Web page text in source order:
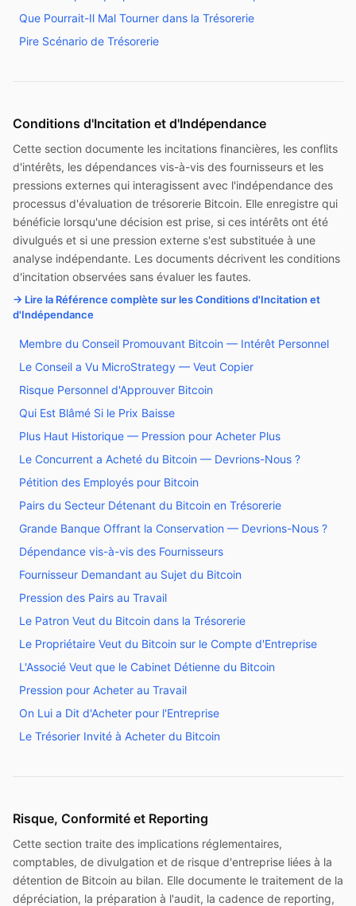
Que Pourrait-Il Mal Tourner dans la Trésorerie
Pire Scénario de Trésorerie
Conditions d'Incitation et d'Indépendance
Cette section documente les incitations financières, les conflits
d'intérêts, les dépendances vis-à-vis des fournisseurs et les
pressions externes qui interagissent avec l'indépendance des
processus d'évaluation de trésorerie Bitcoin. Elle enregistre qui
bénéficie lorsqu'une décision est prise, si ces intérêts ont été
divulgués et si une pression externe s'est substituée à une
analyse indépendante. Les documents décrivent les conditions
d'incitation observées sans évaluer les fautes.
→ Lire la Référence complète sur les Conditions d'Incitation et
d'Indépendance
Membre du Conseil Promouvant Bitcoin — Intérêt Personnel
Le Conseil a Vu MicroStrategy — Veut Copier
Risque Personnel d'Approuver Bitcoin
Qui Est Blâmé Si le Prix Baisse
Plus Haut Historique — Pression pour Acheter Plus
Le Concurrent a Acheté du Bitcoin — Devrions-Nous ?
Pétition des Employés pour Bitcoin
Pairs du Secteur Détenant du Bitcoin en Trésorerie
Grande Banque Offrant la Conservation — Devrions-Nous ?
Dépendance vis-à-vis des Fournisseurs
Fournisseur Demandant au Sujet du Bitcoin
Pression des Pairs au Travail
Le Patron Veut du Bitcoin dans la Trésorerie
Le Propriétaire Veut du Bitcoin sur le Compte d'Entreprise
L'Associé Veut que le Cabinet Détienne du Bitcoin
Pression pour Acheter au Travail
On Lui a Dit d'Acheter pour l'Entreprise
Le Trésorier Invité à Acheter du Bitcoin
Risque, Conformité et Reporting
Cette section traite des implications réglementaires,
comptables, de divulgation et de risque d'entreprise liées à la
détention de Bitcoin au bilan. Elle documente le traitement de la
dépréciation, la préparation à l'audit, la cadence de reporting,